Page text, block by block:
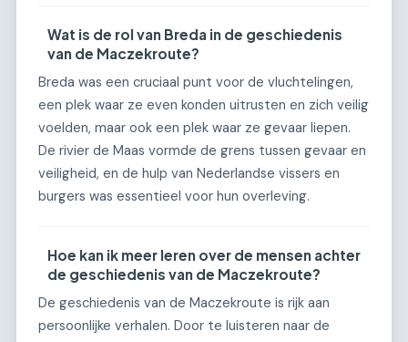
Wat is de rol van Breda in de geschiedenis
van de Maczekroute?
Breda was een cruciaal punt voor de vluchtelingen,
een plek waar ze even konden uitrusten en zich veilig
voelden, maar ook een plek waar ze gevaar liepen.
De rivier de Maas vormde de grens tussen gevaar en
veiligheid, en de hulp van Nederlandse vissers en
burgers was essentieel voor hun overleving.
Hoe kan ik meer leren over de mensen achter
de geschiedenis van de Maczekroute?
De geschiedenis van de Maczekroute is rijk aan
persoonlijke verhalen. Door te luisteren naar de